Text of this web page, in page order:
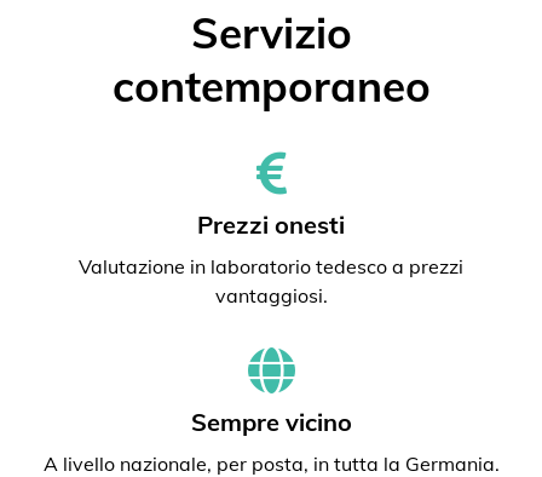
Servizio
contemporaneo
Prezzi onesti
Valutazione in laboratorio tedesco a prezzi
vantaggiosi.
Sempre vicino
A livello nazionale, per posta, in tutta la Germania.